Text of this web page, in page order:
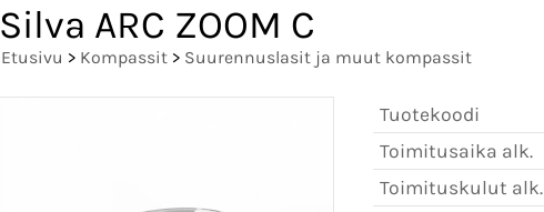
Silva ARC ZOOM C
Etusivu > Kompassit > Suurennuslasit ja muut kompassit
Tuotekoodi
Toimitusaika alk.
Toimituskulut alk.